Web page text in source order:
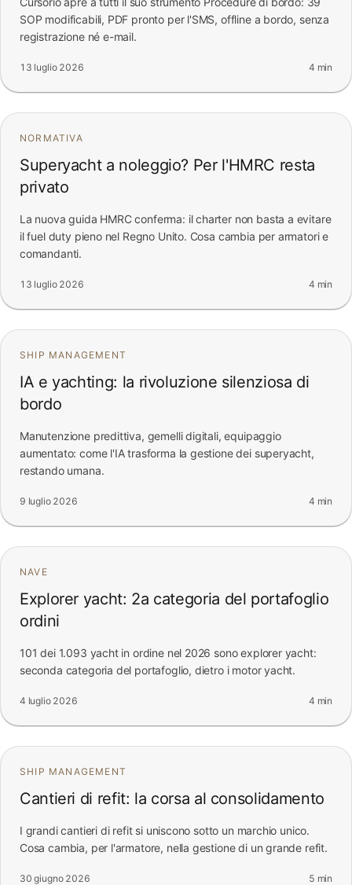
SOP modificabili, PDF pronto per l'SMS, offline a bordo, senza
registrazione né e-mail.
13 luglio 2026 4 min
NORMATIVA
Superyacht a noleggio? Per l'HMRC resta
privato
La nuova guida HMRC conferma: il charter non basta a evitare
il fuel duty pieno nel Regno Unito. Cosa cambia per armatori e
comandanti.
13 luglio 2026 4 min
SHIP MANAGEMENT
IA e yachting: la rivoluzione silenziosa di
bordo
Manutenzione predittiva, gemelli digitali, equipaggio
aumentato: come l'IA trasforma la gestione dei superyacht,
restando umana.
9 luglio 2026 4 min
NAVE
Explorer yacht: 2a categoria del portafoglio
ordini
101 dei 1.093 yacht in ordine nel 2026 sono explorer yacht:
seconda categoria del portafoglio, dietro i motor yacht.
4 luglio 2026 4 min
SHIP MANAGEMENT
Cantieri di refit: la corsa al consolidamento
I grandi cantieri di refit si uniscono sotto un marchio unico.
Cosa cambia, per l'armatore, nella gestione di un grande refit.
30 giugno 2026 5 min